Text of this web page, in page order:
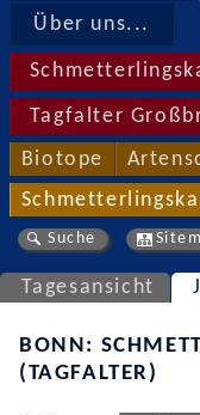
Über uns...
Tagfalter
Biotope
Suche
Tagesansicht
BONN:
(TAGFALTER)